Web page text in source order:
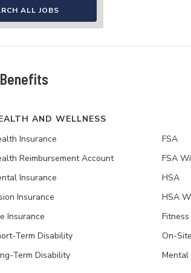
ALL JOBS
AND WELLNESS
Insurance
Reimbursement Account
Insurance
Insurance
Insurance
Term Disability
Term Disability
FSA
FSA
HSA
HSA
On-
Mental